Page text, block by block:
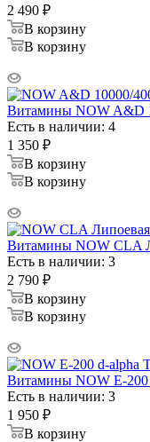
2 490 ₽
В корзину
В корзину
Витамины NOW A&D
Есть в наличии: 4
1 350 ₽
В корзину
В корзину
Витамины NOW CLA
Есть в наличии: 3
2 790 ₽
В корзину
В корзину
Витамины NOW E-200
Есть в наличии: 3
1 950 ₽
В корзину